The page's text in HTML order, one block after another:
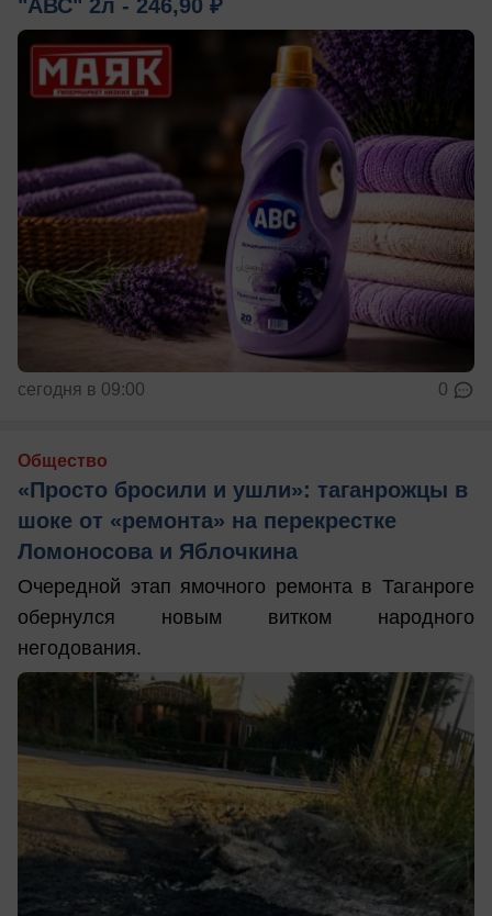
"АВС" 2л - 246,90 ₽
сегодня в 09:00 0
Общество
«Просто бросили и ушли»: таганрожцы в
шоке от «ремонта» на перекрестке
Ломоносова и Яблочкина
Очередной этап ямочного ремонта в Таганроге
обернулся новым витком народного
негодования.